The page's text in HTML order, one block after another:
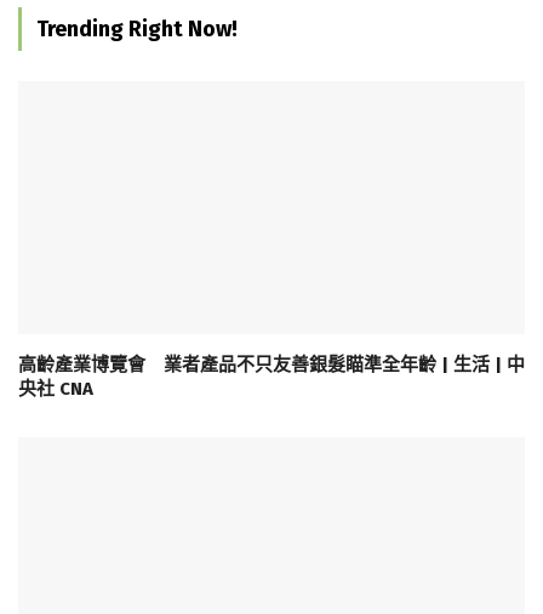
Trending Right Now!
高齡產業博覽會 業者產品不只友善銀髮瞄準全年齡 | 生活 | 中
央社 CNA